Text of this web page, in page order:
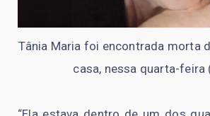
Tânia Maria foi encontrada morta
casa, nessa quarta-feira